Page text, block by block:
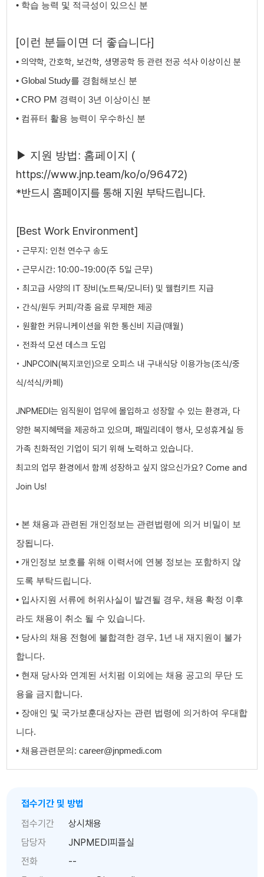
• 학습 능력 및 적극성이 있으신 분
[이런 ​분들이면 더 좋습니다]
•의약학, 간호학, 보건학, 생명공학 등 관련 전공 석사 이상이신 분
• ​Global Study를 경험해보신 분
• ​CRO PM 경력이 3년 이상이신 분
• 컴퓨터 활용 능력이 우수하신 분
▶ 지원 방법: 홈페이지 (
https://www.jnp.team/ko/o/96472)
*반드시 홈페이지를 통해 지원 부탁드립니다.
[Best Work Environment]
• 근무지: 인천 연수구 송도
• 근무시간: 10:00~19:00(주 5일 근무)
• 최고급 사양의 IT 장비(노트북/모니터) 및 웰컴키트 지급
• 간식/원두 커피/각종 음료 무제한 제공
• 원활한 커뮤니케이션을 위한 통신비 지급(매월)
• 전좌석 모션 데스크 도입
• JNPCOIN(복지코인)으로 오피스 내 구내식당 이용가능(조식/중
식/석식/카페)
JNPMEDI는 임직원이 업무에 몰입하고 성장할 수 있는 환경과, 다
양한 복지혜택을 제공하고 있으며, 패밀리데이 행사, 모성휴게실 등
가족 친화적인 기업이 되기 위해 노력하고 있습니다.
최고의 업무 환경에서 함께 성장하고 싶지 않으신가요? Come and
Join Us!
• 본 채용과 관련된 개인정보는 관련법령에 의거 비밀이 보
장됩니다.
• 개인정보 보호를 위해 이력서에 연봉 정보는 포함하지 않
도록 부탁드립니다.
• 입사지원 서류에 허위사실이 발견될 경우, 채용 확정 이후
라도 채용이 취소 될 수 있습니다.
• 당사의 채용 전형에 불합격한 경우, 1년 내 재지원이 불가
합니다.
• 현재 당사와 연계된 서치펌 이외에는 채용 공고의 무단 도
용을 금지합니다.
• 장애인 및 국가보훈대상자는 관련 법령에 의거하여 우대합
니다.
• 채용관련문의: career@jnpmedi.com
접수기간 및 방법
접수기간
상시채용
담당자
JNPMEDI피플실
전화
--